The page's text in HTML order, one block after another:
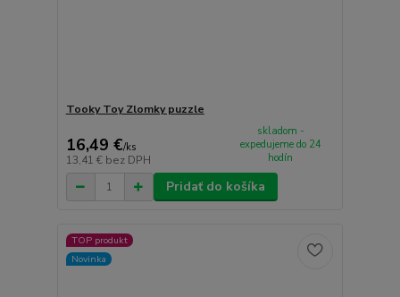
Tooky Toy Zlomky puzzle
16,49 €/ks
13,41 € bez DPH
skladom -
expedujeme do 24
hodín
Pridať do košíka
TOP produkt
Novinka